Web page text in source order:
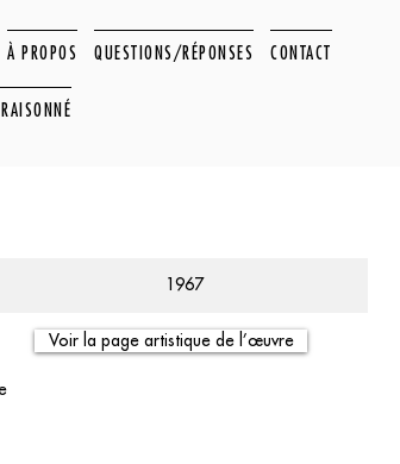
À PROPOS QUESTIONS/RÉPONSES CONTACT
1967
Voir la page artistique de l’œuvre